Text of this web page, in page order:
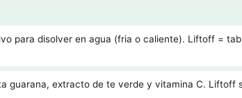
para disolver en agua (fria o caliente). Liftoff =
guarana, extracto de te verde y vitamina C. Liftoff